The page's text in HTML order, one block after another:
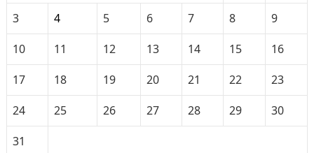
3
4 5 6 7 8
9
10
11 12 13 14 15
16
17
18 19 20 21 22
23
24
25 26 27 28 29
30
31